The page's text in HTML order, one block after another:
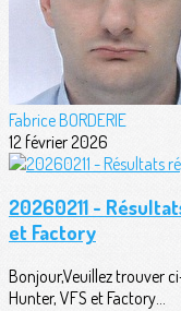
Fabrice BORDERIE
12 février 2026
20260211 -
et Factory
Bonjour,Veuillez trouver
Hunter, VFS et Factory...